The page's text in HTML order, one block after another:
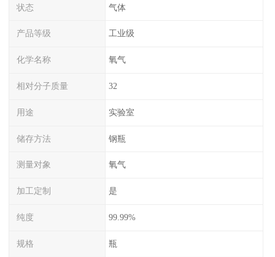
状态 气体
产品等级 工业级
化学名称 氧气
相对分子质量 32
用途 实验室
储存方法 钢瓶
测量对象 氧气
加工定制 是
纯度 99.99%
规格 瓶